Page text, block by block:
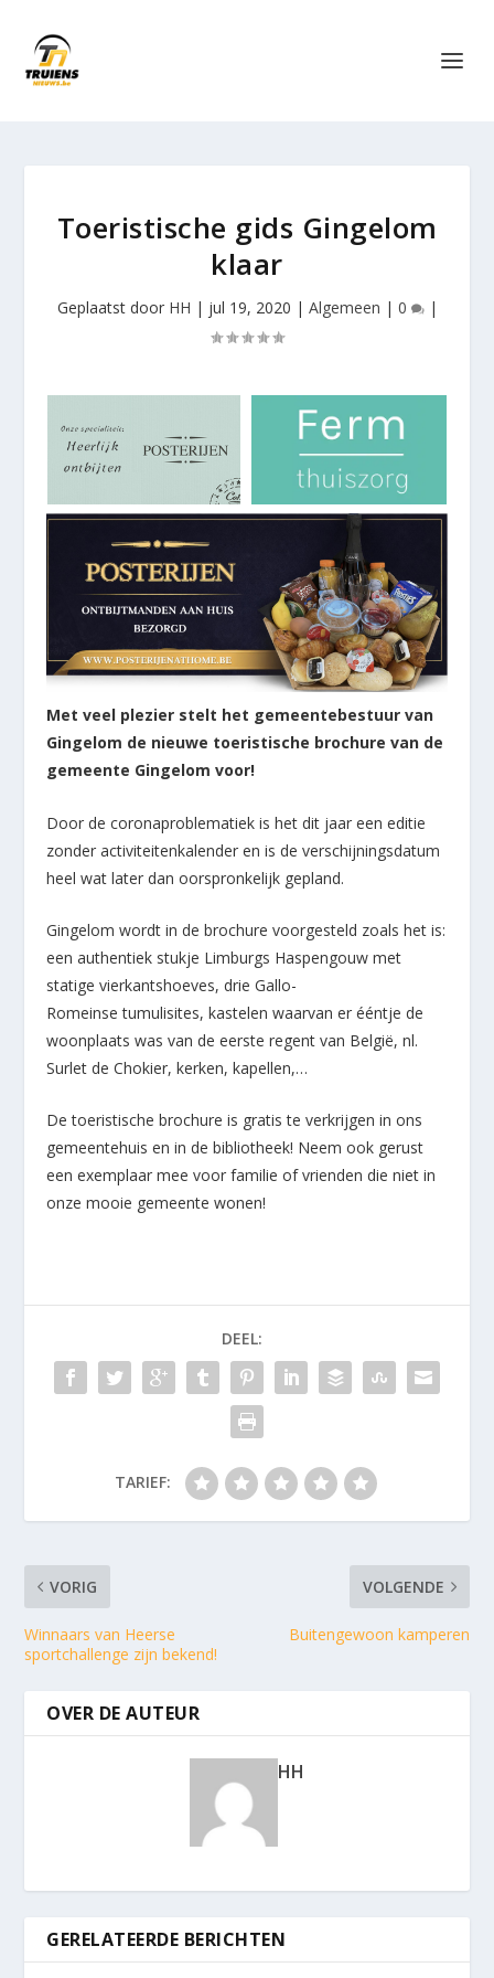
Toeristische gids Gingelom
klaar
Geplaatst door HH | jul 19, 2020 | Algemeen | 0 |
Met veel plezier stelt het gemeentebestuur van
Gingelom de nieuwe toeristische brochure van de
gemeente Gingelom voor!
Door de coronaproblematiek is het dit jaar een editie
zonder activiteitenkalender en is de verschijningsdatum
heel wat later dan oorspronkelijk gepland.
Gingelom wordt in de brochure voorgesteld zoals het is:
een authentiek stukje Limburgs Haspengouw met
statige vierkantshoeves, drie Gallo-
Romeinse tumulisites, kastelen waarvan er ééntje de
woonplaats was van de eerste regent van België, nl.
Surlet de Chokier, kerken, kapellen,…
De toeristische brochure is gratis te verkrijgen in ons
gemeentehuis en in de bibliotheek! Neem ook gerust
een exemplaar mee voor familie of vrienden die niet in
onze mooie gemeente wonen!
DEEL:
TARIEF:
VORIG
Winnaars van Heerse
sportchallenge zijn bekend!
VOLGENDE
Buitengewoon kamperen
OVER DE AUTEUR
HH
GERELATEERDE BERICHTEN